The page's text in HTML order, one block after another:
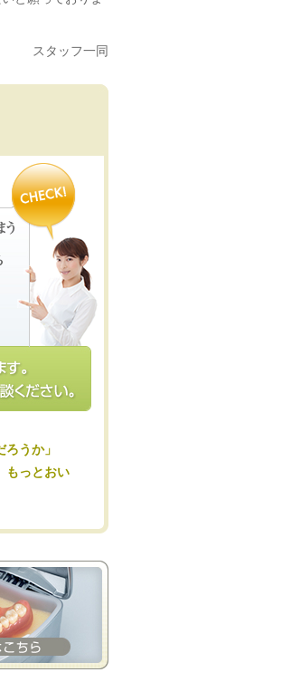
スタッフ一同
うか」
もっとおい